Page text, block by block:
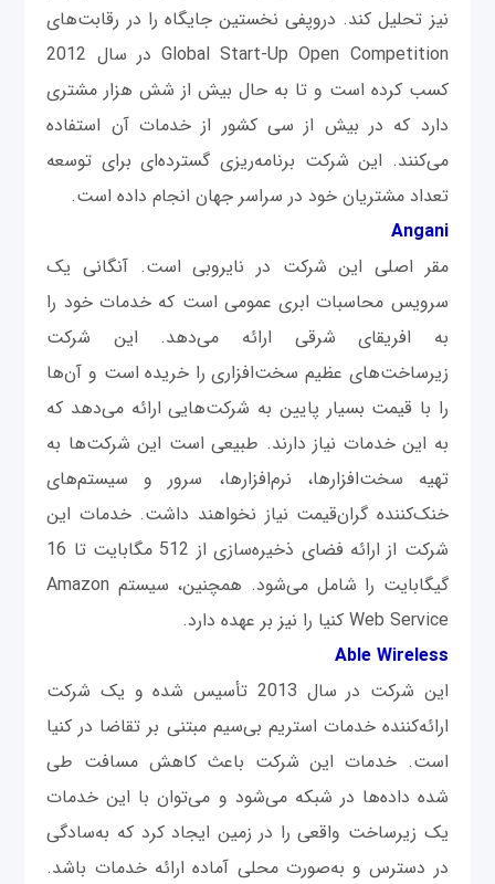
نیز تحلیل کند. دروپفی نخستین جایگاه را در رقابت‌های
Global Start-Up Open Competition در سال 2012
کسب کرده است و تا به‌ حال بیش از شش هزار مشتری
دارد که در بیش از سی کشور از خدمات آن‌ استفاده
می‌کنند. این شرکت برنامه‌ریزی گسترده‌ای برای توسعه
تعداد مشتریان خود در سراسر جهان انجام داده است.
Angani
مقر اصلی این شرکت در نایروبی است. آنگانی یک
سرویس محاسبات ابری عمومی است که خدمات خود را
به افریقای شرقی ارائه می‌دهد. این شرکت
زیرساخت‌های عظیم سخت‌افزاری را خریده است و آن‌ها
را با قیمت بسیار پایین به شرکت‌هایی ارائه می‌دهد که
به این خدمات نیاز دارند. طبیعی است این شرکت‌ها به
تهیه سخت‌افزارها، نرم‌افزارها، سرور و سیستم‌های
خنک‌کننده گران‌قیمت نیاز نخواهند داشت. خدمات این
شرکت از ارائه فضای ذخیره‌سازی از 512 مگابایت تا 16
گیگابایت را شامل می‌شود. همچنین، سیستم Amazon
Web Service کنیا را نیز بر عهده دارد.
Able Wireless
این شرکت در سال 2013 تأسیس شده و یک شرکت
ارائه‌کننده خدمات استریم بی‌سیم مبتنی بر تقاضا در کنیا
است. خدمات این شرکت باعث کاهش مسافت طی
شده داده‌ها در شبکه می‌شود و می‌توان با این خدمات
یک زیرساخت واقعی را در زمین ایجاد کرد که به‌سادگی
در دسترس و به‌صورت محلی آماده ارائه خدمات باشد.